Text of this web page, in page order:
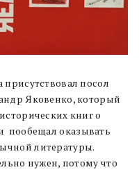
посол
Яковенко, который
книг о
пообещал оказывать
литературы.
нужен, потому что